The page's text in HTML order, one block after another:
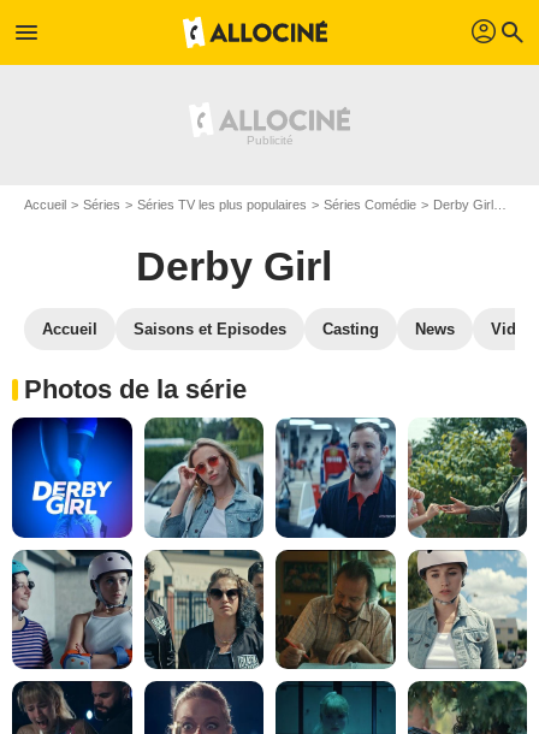
menu profil search
Accueil Séries Séries TV les plus populaires Séries Comédie Derby Girl
Derby Girl
Accueil Saisons et Episodes Casting News
Photos de la série